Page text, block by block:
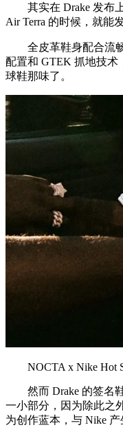
其实在 Drake 发布上
Air Terra 的时候，就能
全皮革鞋身配合流畅
配置和 GTEK 抓地技术
球鞋那味了。
NOCTA x Nike Hot
然而 Drake 的签名鞋
一小部分，因为除此之
为创作蓝本，与 Nike 产